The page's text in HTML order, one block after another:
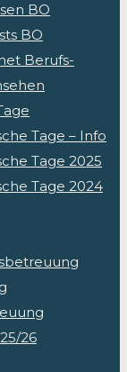
BO
BO
Berufs-
Tage – Info
Tage 2025
Tage 2024
26